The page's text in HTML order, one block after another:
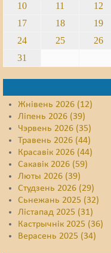
10
11 12
17
18 19
24
25 26
31
Жнівень 2026 (12)
Ліпень 2026 (39)
Чэрвень 2026 (35)
Травень 2026 (44)
Красавік 2026 (44)
Сакавік 2026 (59)
Люты 2026 (39)
Студзень 2026 (29)
Сьнежань 2025 (32)
Лістапад 2025 (31)
Кастрычнік 2025 (36)
Верасень 2025 (34)